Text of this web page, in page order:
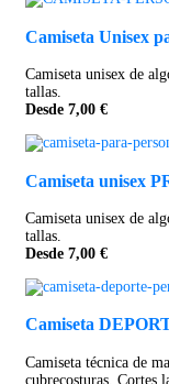
Camiseta Unisex
Camiseta unisex de
tallas.
Desde 7,00 €
Camiseta unisex
Camiseta unisex de
tallas.
Desde 7,00 €
Camiseta
Camiseta técnica de
cubrecosturas. Cortes